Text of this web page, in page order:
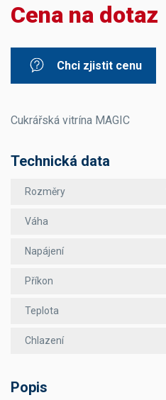
Cena na dotaz
Chci zjistit cenu
Cukrářská vitrína MAGIC
Technická data
Rozměry
Váha
Napájení
Příkon
Teplota
Chlazení
Popis